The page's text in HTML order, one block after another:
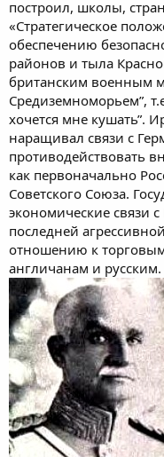
построил, школы,
«Стратегическое
обеспечению
районов и тыла
британским военным
Средиземноморьем”,
хочется мне кушать”.
наращивал связи с
противодействовать
как первоначально
Советского Союза.
экономические связи
последней
отношению к
англичанам и русским.